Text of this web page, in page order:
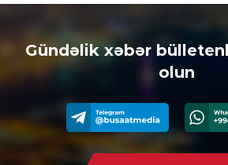
Gündəlik xəbər
olun